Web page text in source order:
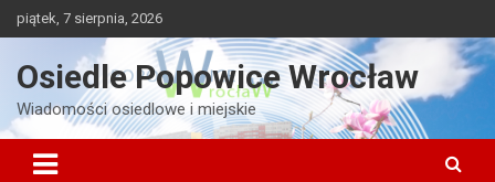
Skip
to
piątek, 7 sierpnia, 2026
Osiedle Popowice Wrocław
Wiadomości osiedlowe i miejskie